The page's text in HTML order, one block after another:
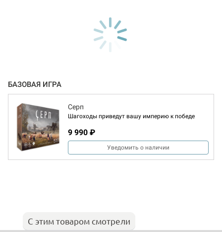
БАЗОВАЯ ИГРА
Серп
Шагоходы приведут вашу империю к победе
9 990 ₽
Уведомить о наличии
С этим товаром смотрели